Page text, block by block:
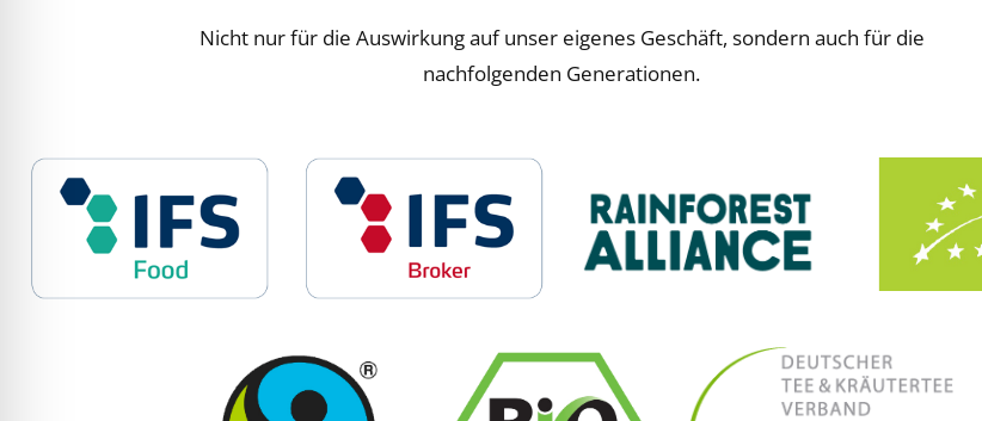
Nicht nur für die Auswirkung auf unser eigenes Geschäft, sondern auch für die
nachfolgenden Generationen.